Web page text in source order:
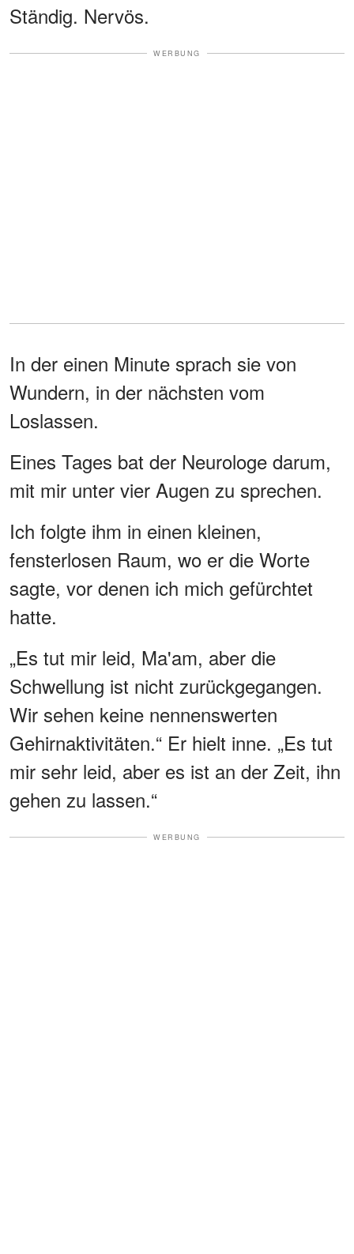
Ständig. Nervös.
WERBUNG
In der einen Minute sprach sie von
Wundern, in der nächsten vom
Loslassen.
Eines Tages bat der Neurologe darum,
mit mir unter vier Augen zu sprechen.
Ich folgte ihm in einen kleinen,
fensterlosen Raum, wo er die Worte
sagte, vor denen ich mich gefürchtet
hatte.
„Es tut mir leid, Ma'am, aber die
Schwellung ist nicht zurückgegangen.
Wir sehen keine nennenswerten
Gehirnaktivitäten.“ Er hielt inne. „Es tut
mir sehr leid, aber es ist an der Zeit, ihn
gehen zu lassen.“
WERBUNG